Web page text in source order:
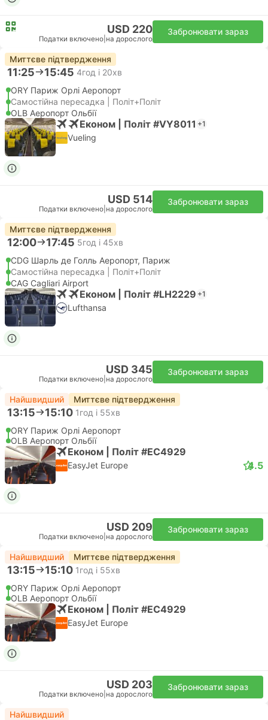
USD 220
Податки включено на дорослого
Забронювати зараз
Миттєве підтвердження
11:25 15:45 4год і 20хв
ORY Париж Орлі Аеропорт
Самостійна пересадка | Політ+Політ
OLB Аеропорт Ольбії
Економ | Політ #VY8011 +1
Vueling
USD 514
Податки включено на дорослого
Забронювати зараз
Миттєве підтвердження
12:00 17:45 5год і 45хв
CDG Шарль де Голль Аеропорт, Париж
Самостійна пересадка | Політ+Політ
CAG Cagliari Airport
Економ | Політ #LH2229 +1
Lufthansa
USD 345
Податки включено на дорослого
Забронювати зараз
Найшвидший Миттєве підтвердження
13:15 15:10 1год і 55хв
ORY Париж Орлі Аеропорт
OLB Аеропорт Ольбії
Економ | Політ #EC4929
EasyJet Europe 4.5
USD 209
Податки включено на дорослого
Забронювати зараз
Найшвидший Миттєве підтвердження
13:15 15:10 1год і 55хв
ORY Париж Орлі Аеропорт
OLB Аеропорт Ольбії
Економ | Політ #EC4929
EasyJet Europe
USD 203
Податки включено на дорослого
Забронювати зараз
Найшвидший